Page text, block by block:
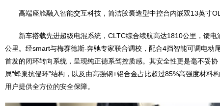
高端座舱融入智能交互科技，简洁胶囊造型中控台内嵌双13英寸
新车搭载先进超级电混系统，CLTC综合续航高达1810公里，馈
公里。经smart与梅赛德斯-奔驰专家联合调校，配合4挡智能可调电动
首发的闭环转向系统，呈现纯正德系驾控质感。其安全性更是毫不妥
属“蜂巢抗侵环”结构，以及由高强钢+铝合金占比超过85%高强度材料
用户提供全方位的安全保障。